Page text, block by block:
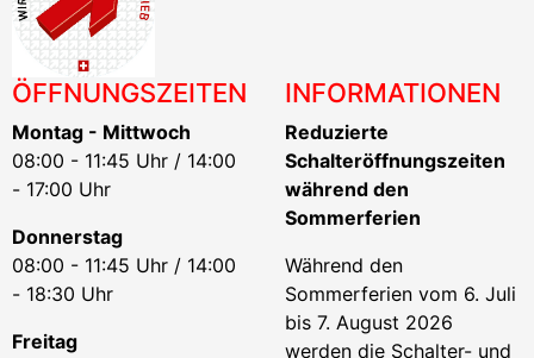
ÖFFNUNGSZEITEN
Montag - Mittwoch
08:00 - 11:45 Uhr / 14:00
- 17:00 Uhr
Donnerstag
08:00 - 11:45 Uhr / 14:00
- 18:30 Uhr
Freitag
INFORMATIONEN
Reduzierte
Schalteröffnungszeiten
während den
Sommerferien
Während den
Sommerferien vom 6. Juli
bis 7. August 2026
werden die Schalter- und